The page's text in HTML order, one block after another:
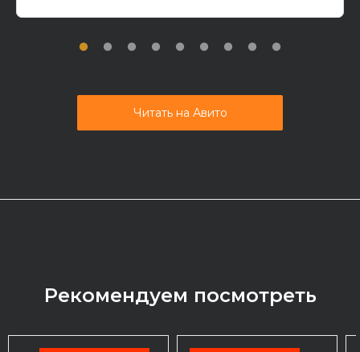
Читать на Авито
Рекомендуем посмотреть